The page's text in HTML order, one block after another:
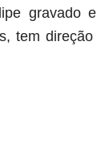
gravado
tem